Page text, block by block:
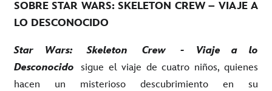
SOBRE STAR WARS: SKELETON CREW – VIAJE A
LO DESCONOCIDO
Star Wars: Skeleton Crew
- Viaje a lo
Desconocido
sigue el viaje de cuatro niños, quienes
hacen un misterioso descubrimiento en su